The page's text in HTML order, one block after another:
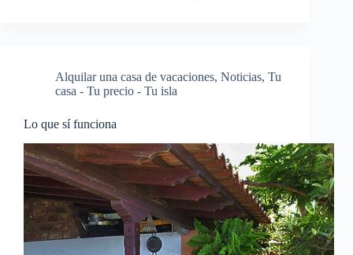
Alquilar una casa de vacaciones, Noticias, Tu
casa - Tu precio - Tu isla
Lo que sí funciona